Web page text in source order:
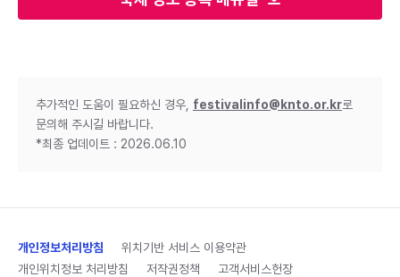
추가적인 도움이 필요하신 경우, festivalinfo@knto.or.kr로
문의해 주시길 바랍니다.
*최종 업데이트 : 2026.06.10
개인정보처리방침
위치기반 서비스 이용약관
개인위치정보 처리방침
저작권정책 고객서비스헌장